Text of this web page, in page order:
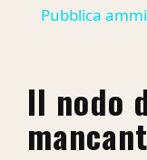
Pubblica ammi
Il nodo